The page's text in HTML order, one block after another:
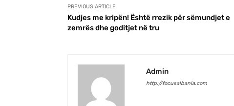
PREVIOUS ARTICLE
Kudjes me kripën! Është rrezik për sëmundjet e
zemrës dhe goditjet në tru
Admin
http://focusalbania.com